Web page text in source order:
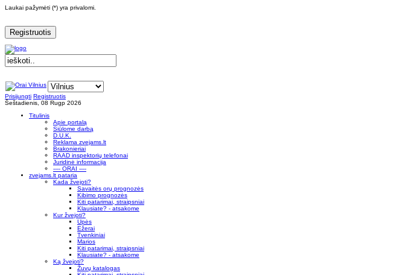
Laukai pažymėti (*) yra privalomi.
Registruotis
Prisijungti Registruotis
Šeštadienis, 08 Rugp 2026
Titulinis
Apie portalą
Siūlome darbą
D.U.K.
Reklama zvejams.lt
Brakonieriai
RAAD inspektorių telefonai
Juridinė informacija
---- ORAI ----
zvejams.lt pataria
Kada žvejoti?
Savaitės orų prognozės
Kibimo prognozės
Kiti patarimai, straipsniai
Klausiate? - atsakome
Kur žvejoti?
Upės
Ežerai
Tvenkiniai
Marios
Kiti patarimai, straipsniai
Klausiate? - atsakome
Ką žvejoti?
Žuvų katalogas